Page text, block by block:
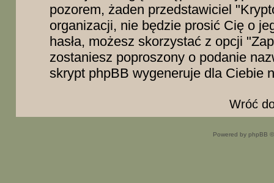
pozorem, żaden przedstawiciel
organizacji, nie będzie prosić Cię o
hasła, możesz skorzystać z opcji
zostaniesz poproszony o podanie
skrypt phpBB wygeneruje dla Ciebie
Wróć
Powered by phpBB